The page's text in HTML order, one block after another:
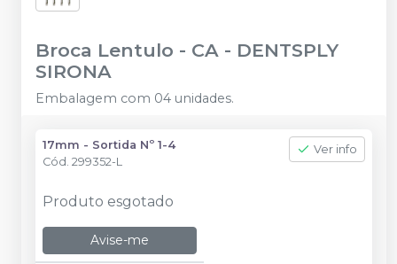
Broca Lentulo - CA - DENTSPLY
SIRONA
Embalagem com 04 unidades.
17mm - Sortida Nº 1-4
Cód. 299352-L
Ver info
Produto esgotado
Avise-me